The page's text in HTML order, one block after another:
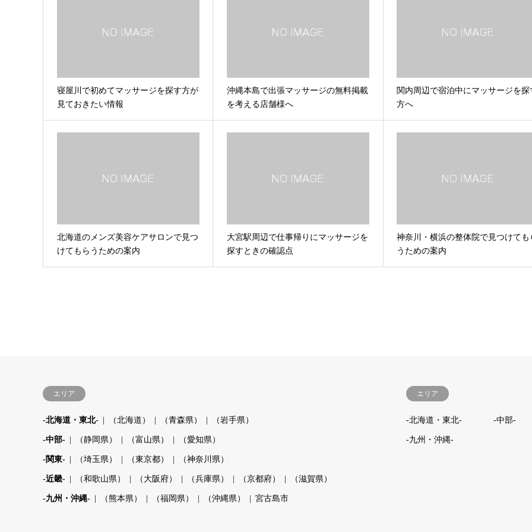
寝屋川で初めてマッサージを探す方が
見ておきたい情報
沖縄本島で出張マッサージの無料掲載
を考える店舗様へ
関内周辺で宿泊中にマッサージを探
方へ
北海道のメンズ美容ケアサロンで見つ
けてもらうための案内
大宮駅周辺で仕事帰りにマッサージを
探すときの確認点
神奈川・横浜の整体院で見つけても
うための案内
エリア
-北海道・東北- （北海道） （青森県） （岩手県）
-中部- （静岡県） （富山県） （愛知県）
-関東- （埼玉県） （東京都） （神奈川県）
-近畿- （和歌山県） （大阪府） （兵庫県） （京都府） （滋賀県）
-九州・沖縄- （熊本県） （福岡県） （沖縄県） 宮古島市
エリア
-北海道・東北- -中部-
-九州・沖縄-